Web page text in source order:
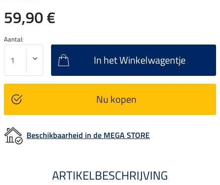
59,90 €
Aantal:
In het Winkelwagentje
Nu kopen
Beschikbaarheid in de MEGA STORE
ARTIKELBESCHRIJVING